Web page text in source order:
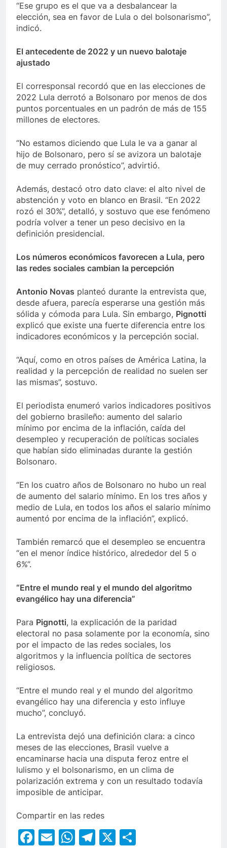
“Ese grupo es el que va a desbalancear la
elección, sea en favor de Lula o del bolsonarismo”,
indicó.
El antecedente de 2022 y un nuevo balotaje
ajustado
El corresponsal recordó que en las elecciones de
2022 Lula derrotó a Bolsonaro por menos de dos
puntos porcentuales en un padrón de más de 155
millones de electores.
“No estamos diciendo que Lula le va a ganar al
hijo de Bolsonaro, pero sí se avizora un balotaje
de muy cerrado pronóstico”, advirtió.
Además, destacó otro dato clave: el alto nivel de
abstención y voto en blanco en Brasil. “En 2022
rozó el 30%”, detalló, y sostuvo que ese fenómeno
podría volver a tener un peso decisivo en la
definición presidencial.
Los números económicos favorecen a Lula, pero
las redes sociales cambian la percepción
Antonio Novas planteó durante la entrevista que,
desde afuera, parecía esperarse una gestión más
sólida y cómoda para Lula. Sin embargo, Pignotti
explicó que existe una fuerte diferencia entre los
indicadores económicos y la percepción social.
“Aquí, como en otros países de América Latina, la
realidad y la percepción de realidad no suelen ser
las mismas”, sostuvo.
El periodista enumeró varios indicadores positivos
del gobierno brasileño: aumento del salario
mínimo por encima de la inflación, caída del
desempleo y recuperación de políticas sociales
que habían sido eliminadas durante la gestión
Bolsonaro.
“En los cuatro años de Bolsonaro no hubo un real
de aumento del salario mínimo. En los tres años y
medio de Lula, en todos los años el salario mínimo
aumentó por encima de la inflación”, explicó.
También remarcó que el desempleo se encuentra
“en el menor índice histórico, alrededor del 5 o
6%”.
“Entre el mundo real y el mundo del algoritmo
evangélico hay una diferencia”
Para Pignotti, la explicación de la paridad
electoral no pasa solamente por la economía, sino
por el impacto de las redes sociales, los
algoritmos y la influencia política de sectores
religiosos.
“Entre el mundo real y el mundo del algoritmo
evangélico hay una diferencia y esto influye
mucho”, concluyó.
La entrevista dejó una definición clara: a cinco
meses de las elecciones, Brasil vuelve a
encaminarse hacia una disputa feroz entre el
lulismo y el bolsonarismo, en un clima de
polarización extrema y con un resultado todavía
imposible de anticipar.
Compartir en las redes
Facebook
EmailWhatsApp
Telegram
X